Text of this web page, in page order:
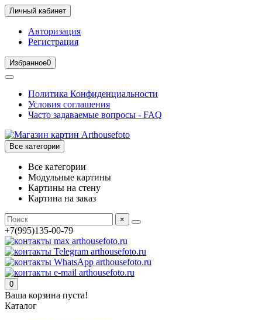
Личный кабинет
Авторизация
Регистрация
Избранное0
Политика Конфиденциальности
Условия соглашения
Часто задаваемые вопросы - FAQ
Все категории
Все категории
Модульные картины
Картины на стену
Картина на заказ
×
+7(995)135-00-79
0
Ваша корзина пуста!
Каталог